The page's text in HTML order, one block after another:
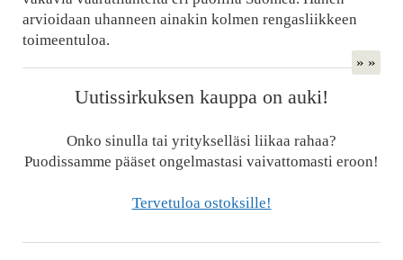
arvioidaan uhanneen ainakin kolmen rengasliikkeen
toimeentuloa.
» »
Uutissirkuksen kauppa on auki!
Onko sinulla tai yritykselläsi liikaa rahaa?
Puodissamme pääset ongelmastasi vaivattomasti eroon!
Tervetuloa ostoksille!